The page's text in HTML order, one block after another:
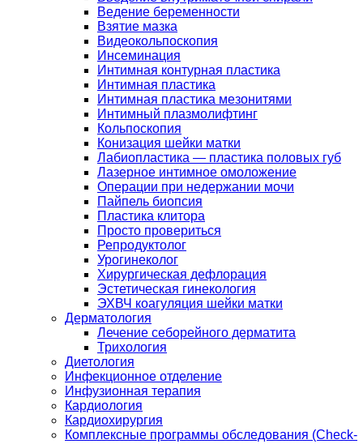
Ведение беременности
Взятие мазка
Видеокольпоскопия
Инсеминация
Интимная контурная пластика
Интимная пластика
Интимная пластика мезонитями
Интимный плазмолифтинг
Кольпоскопия
Конизация шейки матки
Лабиопластика — пластика половых губ
Лазерное интимное омоложение
Операции при недержании мочи
Пайпель биопсия
Пластика клитора
Просто провериться
Репродуктолог
Урогинеколог
Хирургическая дефлорация
Эстетическая гинекология
ЭХВЧ коагуляция шейки матки
Дерматология
Лечение себорейного дерматита
Трихология
Диетология
Инфекционное отделение
Инфузионная терапия
Кардиология
Кардиохирургия
Комплексные программы обследования (Check-